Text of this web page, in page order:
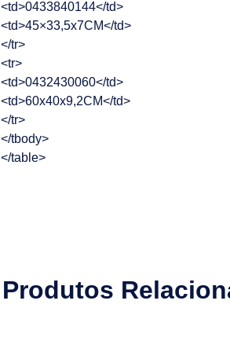
<td>0433840144</td>
<td>45×33,5x7CM</td>
</tr>
<tr>
<td>0432430060</td>
<td>60x40x9,2CM</td>
</tr>
</tbody>
</table>
Produtos